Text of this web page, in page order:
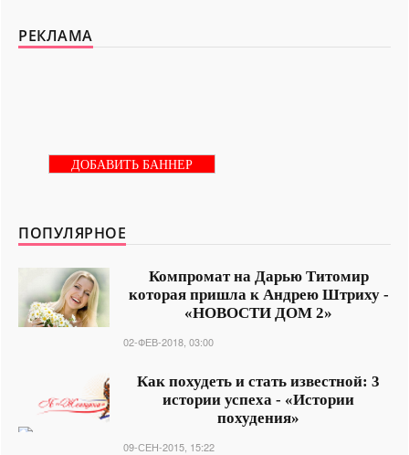
РЕКЛАМА
ДОБАВИТЬ БАННЕР
ПОПУЛЯРНОЕ
Компромат на Дарью Титомир
которая пришла к Андрею Штриху -
«НОВОСТИ ДОМ 2»
02-ФЕВ-2018, 03:00
Как похудеть и стать известной: 3
истории успеха - «Истории
похудения»
09-СЕН-2015, 15:22